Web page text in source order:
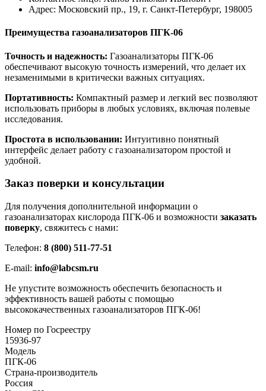
Адрес: Московский пр., 19, г. Санкт-Петербург, 198005
Преимущества газоанализаторов ПГК-06
Точность и надежность: Газоанализаторы ПГК-06
обеспечивают высокую точность измерений, что делает их
незаменимыми в критически важных ситуациях.
Портативность: Компактный размер и легкий вес позволяют
использовать приборы в любых условиях, включая полевые
исследования.
Простота в использовании: Интуитивно понятный
интерфейс делает работу с газоанализатором простой и
удобной.
Заказ поверки и консультации
Для получения дополнительной информации о
газоанализаторах кислорода ПГК-06 и возможности заказать
поверку, свяжитесь с нами:
Телефон: 8 (800) 511-77-51
E-mail: info@labcsm.ru
Не упустите возможность обеспечить безопасность и
эффективность вашей работы с помощью
высококачественных газоанализаторов ПГК-06!
Номер по Госреестру
15936-97
Модель
ПГК-06
Страна-производитель
Россия